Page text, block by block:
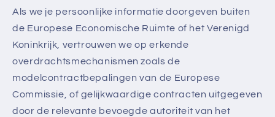
Als we je persoonlijke informatie doorgeven buiten
de Europese Economische Ruimte of het Verenigd
Koninkrijk, vertrouwen we op erkende
overdrachtsmechanismen zoals de
modelcontractbepalingen van de Europese
Commissie, of gelijkwaardige contracten uitgegeven
door de relevante bevoegde autoriteit van het